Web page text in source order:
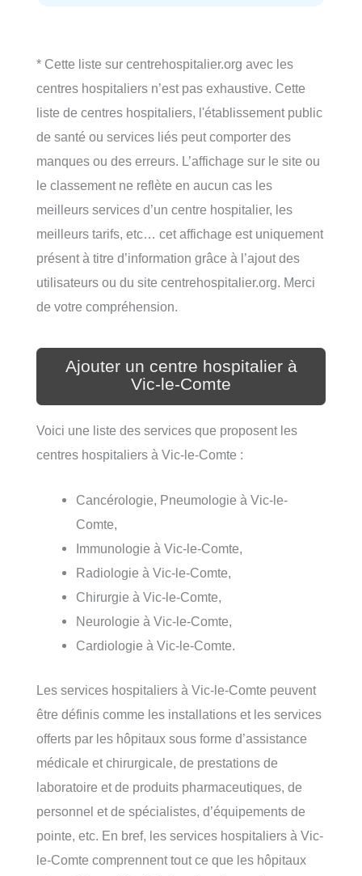
* Cette liste sur centrehospitalier.org avec les
centres hospitaliers n’est pas exhaustive. Cette
liste de centres hospitaliers, l'établissement public
de santé ou services liés peut comporter des
manques ou des erreurs. L’affichage sur le site ou
le classement ne reflète en aucun cas les
meilleurs services d’un centre hospitalier, les
meilleurs tarifs, etc… cet affichage est uniquement
présent à titre d’information grâce à l’ajout des
utilisateurs ou du site centrehospitalier.org. Merci
de votre compréhension.
Ajouter un centre hospitalier à
Vic-le-Comte
Voici une liste des services que proposent les
centres hospitaliers à Vic-le-Comte :
Cancérologie, Pneumologie à Vic-le-
Comte,
Immunologie à Vic-le-Comte,
Radiologie à Vic-le-Comte,
Chirurgie à Vic-le-Comte,
Neurologie à Vic-le-Comte,
Cardiologie à Vic-le-Comte.
Les services hospitaliers à Vic-le-Comte peuvent
être définis comme les installations et les services
offerts par les hôpitaux sous forme d’assistance
médicale et chirurgicale, de prestations de
laboratoire et de produits pharmaceutiques, de
personnel et de spécialistes, d’équipements de
pointe, etc. En bref, les services hospitaliers à Vic-
le-Comte comprennent tout ce que les hôpitaux